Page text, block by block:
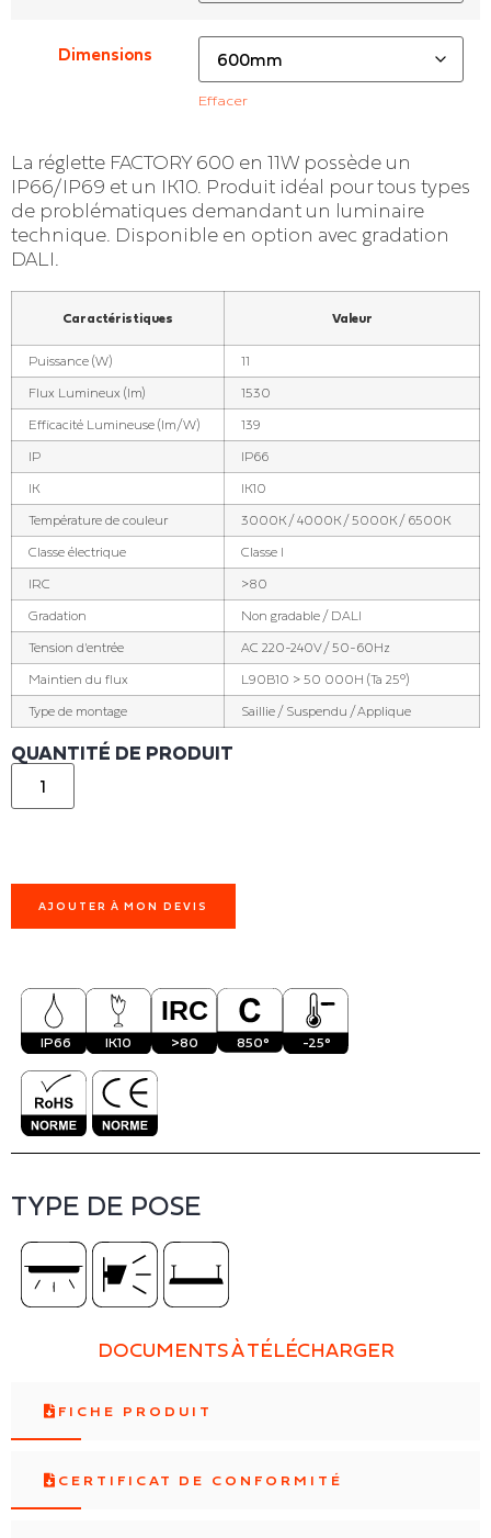
Dimensions
Effacer
La réglette FACTORY 600 en 11W possède un
IP66/IP69 et un IK10. Produit idéal pour tous types
de problématiques demandant un luminaire
technique. Disponible en option avec gradation
DALI.
Caractéristiques Valeur
Puissance (W) 11
Flux Lumineux (lm) 1530
Efficacité Lumineuse (lm/W) 139
IP IP66
IK IK10
Température de couleur 3000K / 4000K / 5000K / 6500K
Classe électrique Classe I
IRC >80
Gradation Non gradable / DALI
Tension d'entrée AC 220-240V / 50-60Hz
Maintien du flux L90B10 > 50 000H (Ta 25°)
Type de montage Saillie / Suspendu / Applique
QUANTITÉ DE PRODUIT
AJOUTER À MON DEVIS
IP66 IK10 >80 850° -25°
TYPE DE POSE
DOCUMENTS À TÉLÉCHARGER
FICHE PRODUIT
CERTIFICAT DE CONFORMITÉ